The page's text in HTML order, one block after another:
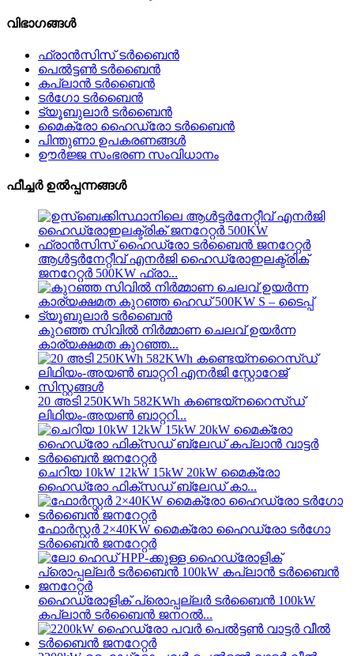
വിഭാഗങ്ങൾ
ഫ്രാൻസിസ് ടർബൈൻ
പെൽട്ടൺ ടർബൈൻ
കപ്ലാൻ ടർബൈൻ
ടർഗോ ടർബൈൻ
ട്യൂബുലാർ ടർബൈൻ
മൈക്രോ ഹൈഡ്രോ ടർബൈൻ
പിന്തുണാ ഉപകരണങ്ങൾ
ഊർജ്ജ സംഭരണ ​​സംവിധാനം
ഫീച്ചർ ഉൽപ്പന്നങ്ങൾ
ആൾട്ടർനേറ്റീവ് എനർജി ഹൈഡ്രോഇലക്ട്രിക്
ജനറേറ്റർ 500KW ഫ്രാ...
കുറഞ്ഞ സിവിൽ നിർമ്മാണ ചെലവ് ഉയർന്ന
കാര്യക്ഷമത കുറഞ്ഞ...
20 അടി 250KWh 582KWh കണ്ടെയ്നറൈസ്ഡ്
ലിഥിയം-അയൺ ബാറ്ററി...
ചെറിയ 10kW 12kW 15kW 20kW മൈക്രോ
ഹൈഡ്രോ ഫിക്സഡ് ബ്ലേഡ് കാ...
ഫോർസ്റ്റർ 2×40KW മൈക്രോ ഹൈഡ്രോ ടർഗോ
ടർബൈൻ ജനറേറ്റർ
ഹൈഡ്രോളിക് പ്രൊപ്പല്ലർ ടർബൈൻ 100kW
കപ്ലാൻ ടർബൈൻ ജനറൽ...